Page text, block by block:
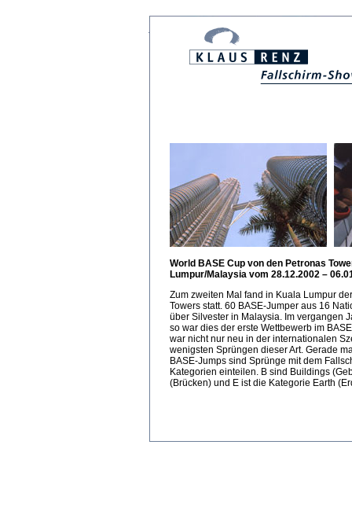
World BASE Cup von den Petronas
Lumpur/Malaysia vom 28.12.2002 –
Zum zweiten Mal fand in Kuala Lumpur
Towers statt. 60 BASE-Jumper aus 16
über Silvester in Malaysia. Im vergangen
so war dies der erste Wettbewerb im
war nicht nur neu in der internationalen
wenigsten Sprüngen dieser Art. Gerade
BASE-Jumps sind Sprünge mit dem
Kategorien einteilen. B sind Buildings
(Brücken) und E ist die Kategorie Earth